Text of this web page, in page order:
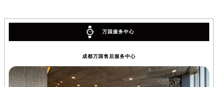
万国服务中心
成都万国售后服务中心